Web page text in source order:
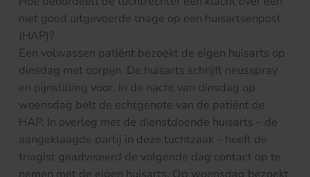
niet goed uitgevoerde triage op een huisartsenpost
(HAP)?
Een volwassen patiënt bezoekt de eigen huisarts op
dinsdag met oorpijn. De huisarts schrijft neusspray
en pijnstilling voor. In de nacht van dinsdag op
woensdag belt de echtgenote van de patiënt de
HAP. In overleg met de dienstdoende huisarts – de
aangeklaagde partij in deze tuchtzaak – heeft de
triagist geadviseerd de volgende dag contact op te